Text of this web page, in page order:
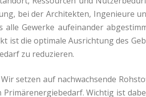
bei der Architekten, Ingenieure
Gewerke aufeinander
ist die optimale Ausrichtung des
zu reduzieren.
setzen auf nachwachsende
Wichtig ist